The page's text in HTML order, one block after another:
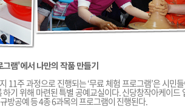
램'에서 나만의 작품 만들기
11주 과정으로 진행되는 ‘무료 체험 프로그램’은 시민
하기 위해 마련된 특별 공예교실이다. 신당창작아케이드
방공예 등 4종 6과목의 프로그램이 진행된다.